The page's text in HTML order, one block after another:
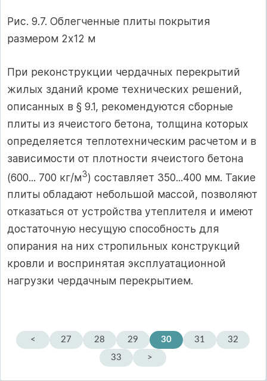
Рис. 9.7. Облегченные плиты покрытия
размером 2x12 м
При реконструкции чердачных перекрытий
жилых зда­ний кроме технических решений,
описанных в § 9.1, реко­мендуются сборные
плиты из ячеистого бетона, толщина которых
определяется теплотехническим расчетом и в
зависимости от плотности ячеистого бетона
(600... 700 кг/м3) составляет 350...400 мм. Такие
плиты облада­ют небольшой массой, позволяют
отказаться от устрой­ства утеплителя и имеют
достаточную несущую способ­ность для
опирания на них стропильных конструкций
кровли и воспринятая эксплуатационной
нагрузки чер­дачным перекрытием.
< 27 28 29 30 31
32
33
>